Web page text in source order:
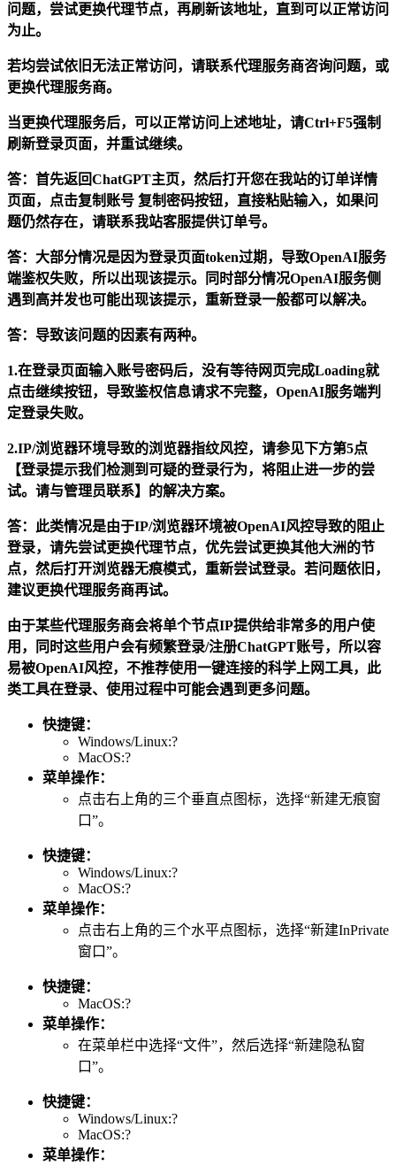
问题，尝试更换代理节点，再刷新该地址，直到可以正常访问
为止。
若均尝试依旧无法正常访问，请联系代理服务商咨询问题，或
更换代理服务商。
当更换代理服务后，可以正常访问上述地址，请Ctrl+F5强制
刷新登录页面，并重试继续。
答：首先返回ChatGPT主页，然后打开您在我站的订单详情
页面，点击复制账号 复制密码按钮，直接粘贴输入，如果问
题仍然存在，请联系我站客服提供订单号。
答：大部分情况是因为登录页面token过期，导致OpenAI服务
端鉴权失败，所以出现该提示。同时部分情况OpenAI服务侧
遇到高并发也可能出现该提示，重新登录一般都可以解决。
答：导致该问题的因素有两种。
1.在登录页面输入账号密码后，没有等待网页完成Loading就
点击继续按钮，导致鉴权信息请求不完整，OpenAI服务端判
定登录失败。
2.IP/浏览器环境导致的浏览器指纹风控，请参见下方第5点
【登录提示我们检测到可疑的登录行为，将阻止进一步的尝
试。请与管理员联系】的解决方案。
答：此类情况是由于IP/浏览器环境被OpenAI风控导致的阻止
登录，请先尝试更换代理节点，优先尝试更换其他大洲的节
点，然后打开浏览器无痕模式，重新尝试登录。若问题依旧，
建议更换代理服务商再试。
由于某些代理服务商会将单个节点IP提供给非常多的用户使
用，同时这些用户会有频繁登录/注册ChatGPT账号，所以容
易被OpenAI风控，不推荐使用一键连接的科学上网工具，此
类工具在登录、使用过程中可能会遇到更多问题。
快捷键：
Windows/Linux:?
MacOS:?
菜单操作：
点击右上角的三个垂直点图标，选择“新建无痕窗
口”。
快捷键：
Windows/Linux:?
MacOS:?
菜单操作：
点击右上角的三个水平点图标，选择“新建InPrivate
窗口”。
快捷键：
MacOS:?
菜单操作：
在菜单栏中选择“文件”，然后选择“新建隐私窗
口”。
快捷键：
Windows/Linux:?
MacOS:?
菜单操作：